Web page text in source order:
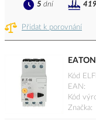
Přidat k porovnání
5 dní 419
Kód
EAN
Kód
Značka